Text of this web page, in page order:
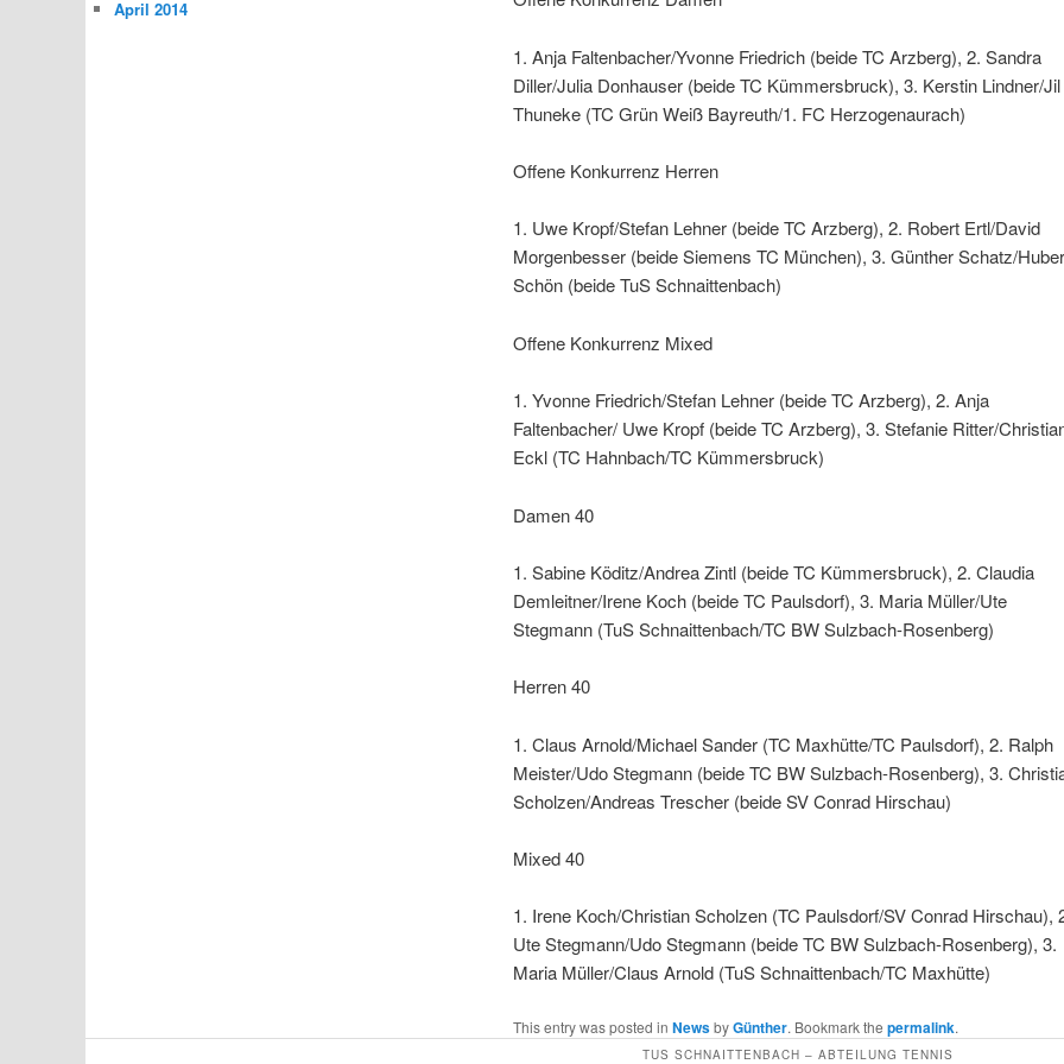
1. Anja Faltenbacher/Yvonne Friedrich (beide TC Arzberg), 2. Sandra
Diller/Julia Donhauser (beide TC Kümmersbruck), 3. Kerstin Lindner/Jil
Thuneke (TC Grün Weiß Bayreuth/1. FC Herzogenaurach)
Offene Konkurrenz Herren
1. Uwe Kropf/Stefan Lehner (beide TC Arzberg), 2. Robert Ertl/David
Morgenbesser (beide Siemens TC München), 3. Günther Schatz/
Schön (beide TuS Schnaittenbach)
Offene Konkurrenz Mixed
1. Yvonne Friedrich/Stefan Lehner (beide TC Arzberg), 2. Anja
Faltenbacher/ Uwe Kropf (beide TC Arzberg), 3. Stefanie Ritter/
Eckl (TC Hahnbach/TC Kümmersbruck)
Damen 40
1. Sabine Köditz/Andrea Zintl (beide TC Kümmersbruck), 2. Claudia
Demleitner/Irene Koch (beide TC Paulsdorf), 3. Maria Müller/Ute
Stegmann (TuS Schnaittenbach/TC BW Sulzbach-Rosenberg)
Herren 40
1. Claus Arnold/Michael Sander (TC Maxhütte/TC Paulsdorf), 2. Ralph
Meister/Udo Stegmann (beide TC BW Sulzbach-Rosenberg), 3.
Scholzen/Andreas Trescher (beide SV Conrad Hirschau)
Mixed 40
1. Irene Koch/Christian Scholzen (TC Paulsdorf/SV Conrad Hirschau),
Ute Stegmann/Udo Stegmann (beide TC BW Sulzbach-Rosenberg), 3.
Maria Müller/Claus Arnold (TuS Schnaittenbach/TC Maxhütte)
This entry was posted inNewsbyGünther. Bookmark thepermalink.
April 2014
TUS SCHNAITTENBACH – ABTEILUNG TENNIS